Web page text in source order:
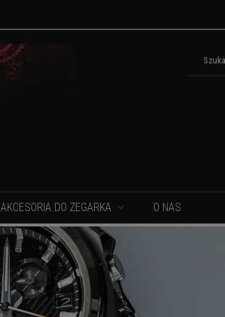
AKCESORIA DO ZEGARKA O NAS